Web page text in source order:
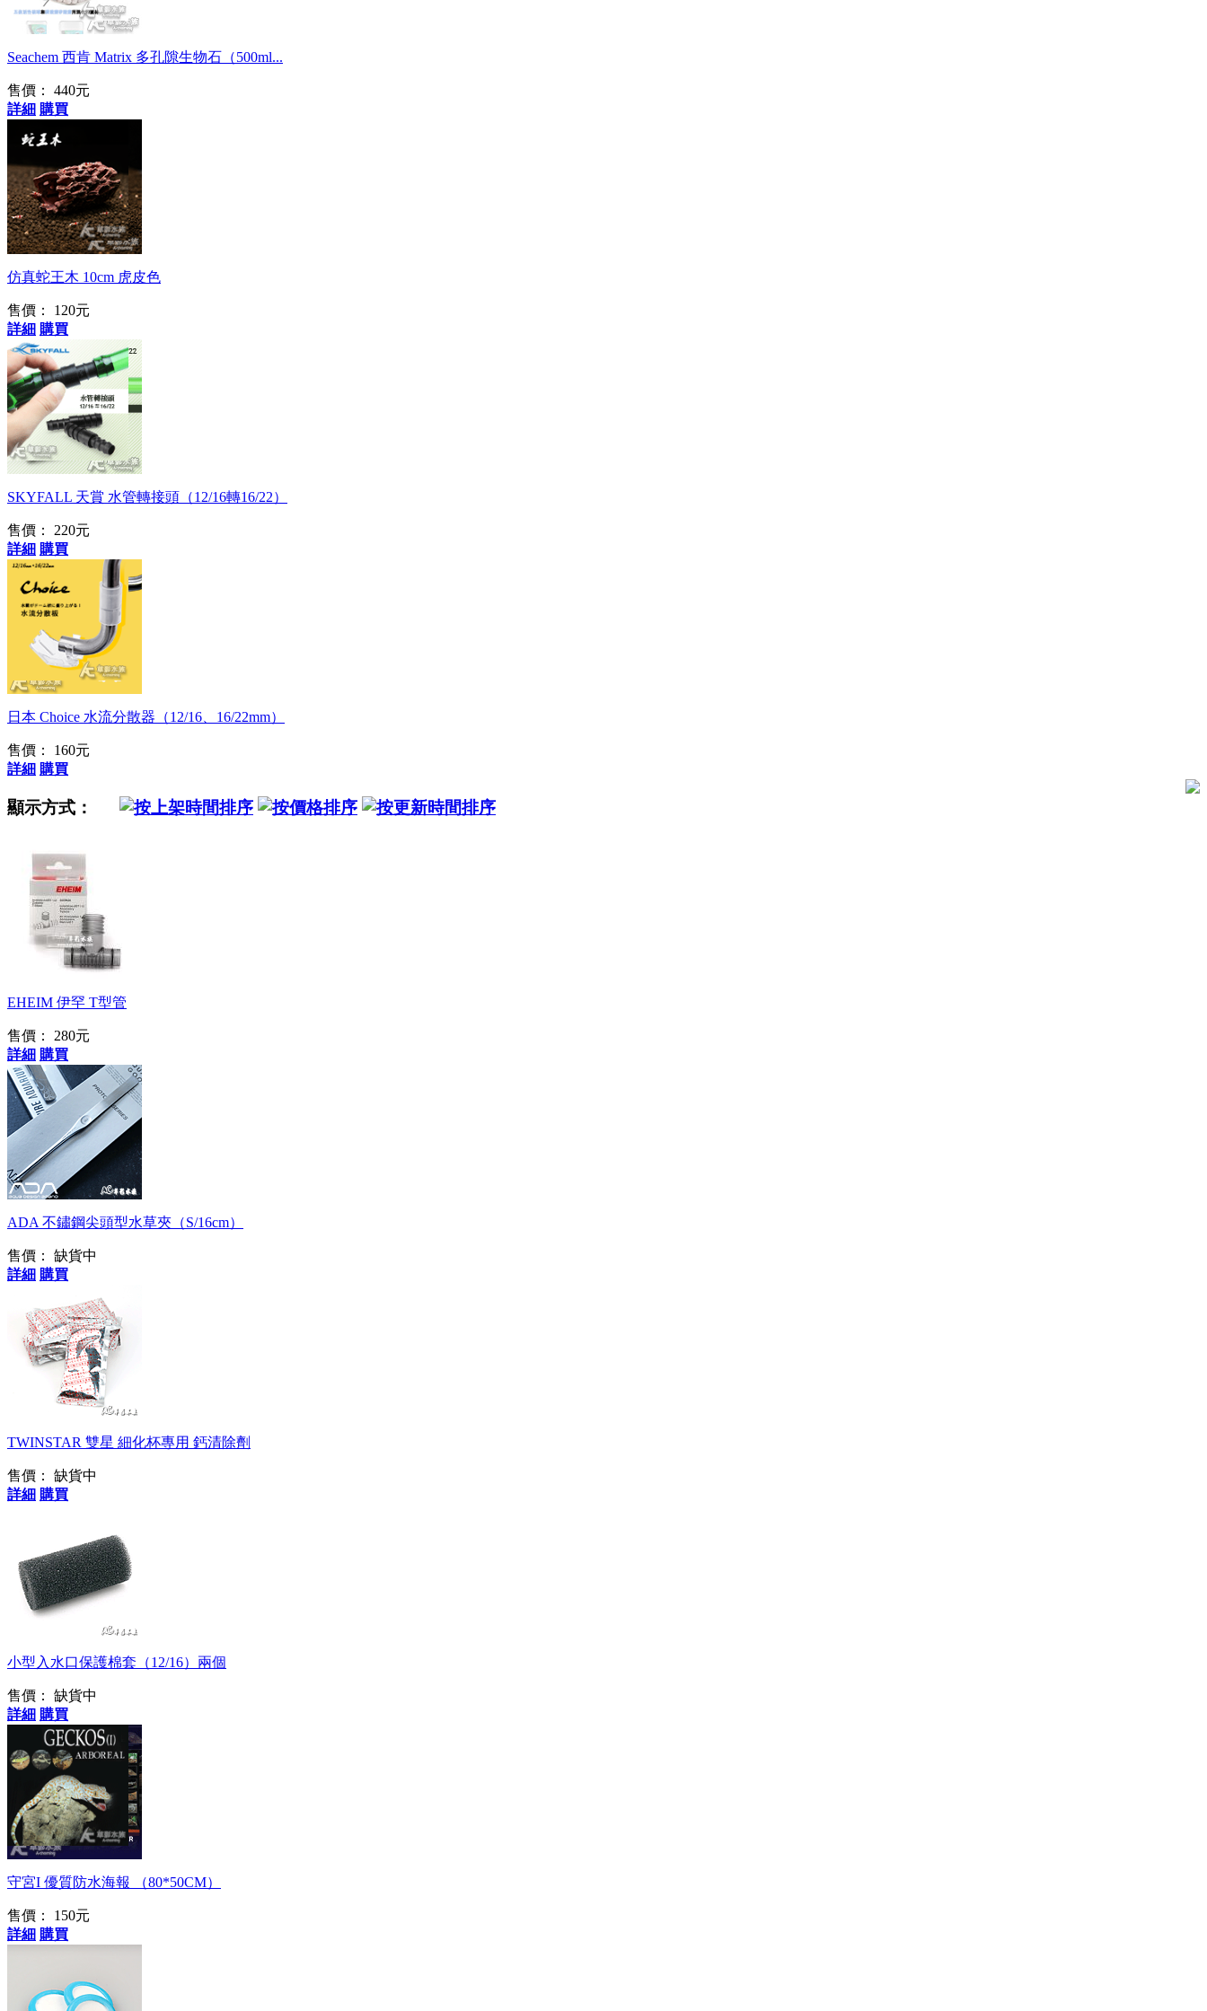
Seachem 西肯 Matrix 多孔隙生物石（500ml...
售價： 440元
詳細 購買
隨手擺放就成景
仿真蛇王木 10cm 虎皮色
售價： 120元
詳細 購買
節狀止水設計、加強
密合度
SKYFALL 天賞 水管轉接頭（12/16轉16/22）
售價： 220元
詳細 購買
適用多款出水
日本 Choice 水流分散器（12/16、16/22mm）
售價： 160元
詳細 購買
顯示方式：
EHEIM 伊罕 T型管
售價：
280元
詳細 購買
ADA 不鏽鋼尖頭型水草夾（S/16cm）
售價：
缺貨中
詳細 購買
TWINSTAR 雙星 細化杯專用 鈣清除劑
售價：
缺貨中
詳細 購買
小型入水口保護棉套（12/16）兩個
售價：
缺貨中
詳細 購買
送禮、佈置皆合適
守宮I 優質防水海報 （80*50CM）
售價：
150元
詳細 購買